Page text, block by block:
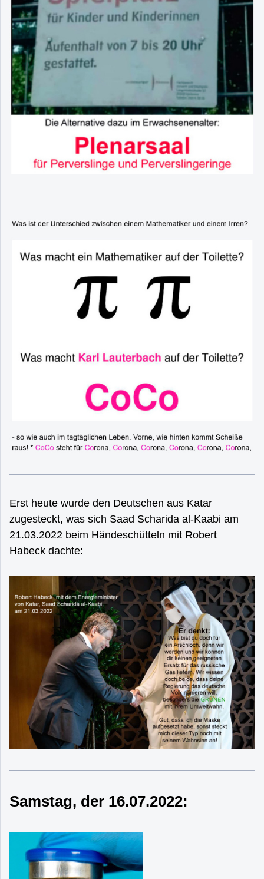
Erst heute wurde den Deutschen aus Katar
zugesteckt, was sich Saad Scharida al-Kaabi am
21.03.2022 beim Händeschütteln mit Robert
Habeck dachte:
Samstag, der 16.07.2022: